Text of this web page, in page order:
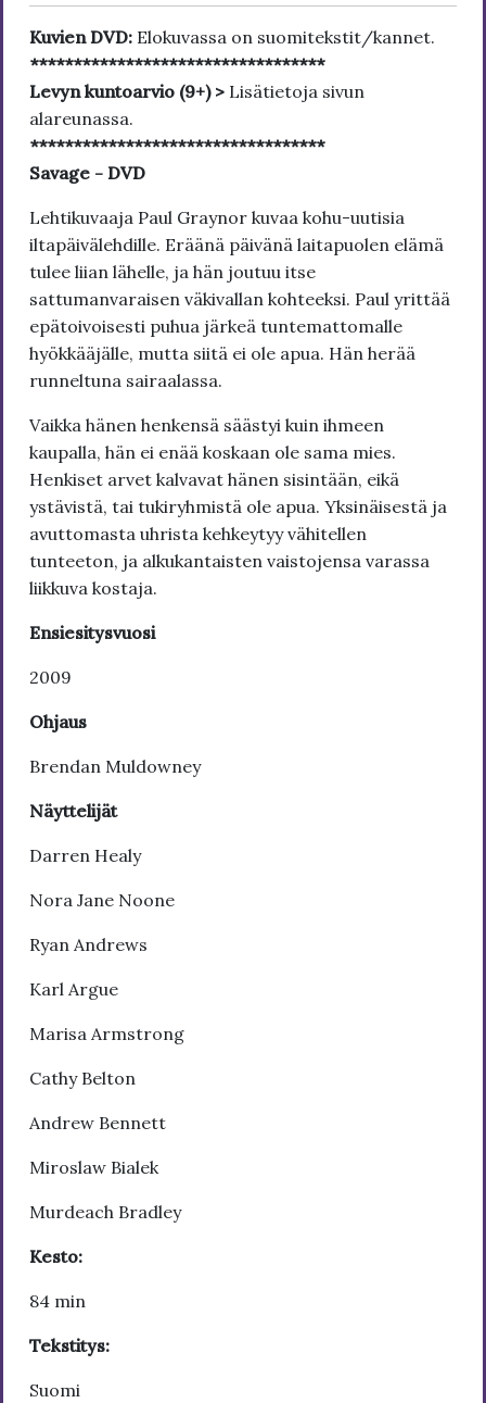
Kuvien DVD: Elokuvassa on suomitekstit/kannet.
**********************************
Levyn kuntoarvio (9+) > Lisätietoja sivun
alareunassa.
**********************************
Savage - DVD
Lehtikuvaaja Paul Graynor kuvaa kohu-uutisia
iltapäivälehdille. Eräänä päivänä laitapuolen elämä
tulee liian lähelle, ja hän joutuu itse
sattumanvaraisen väkivallan kohteeksi. Paul yrittää
epätoivoisesti puhua järkeä tuntemattomalle
hyökkääjälle, mutta siitä ei ole apua. Hän herää
runneltuna sairaalassa.
Vaikka hänen henkensä säästyi kuin ihmeen
kaupalla, hän ei enää koskaan ole sama mies.
Henkiset arvet kalvavat hänen sisintään, eikä
ystävistä, tai tukiryhmistä ole apua. Yksinäisestä ja
avuttomasta uhrista kehkeytyy vähitellen
tunteeton, ja alkukantaisten vaistojensa varassa
liikkuva kostaja.
Ensiesitysvuosi
2009
Ohjaus
Brendan Muldowney
Näyttelijät
Darren Healy
Nora Jane Noone
Ryan Andrews
Karl Argue
Marisa Armstrong
Cathy Belton
Andrew Bennett
Miroslaw Bialek
Murdeach Bradley
Kesto:
84 min
Tekstitys:
Suomi